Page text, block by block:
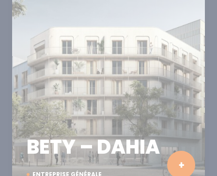
ENTREPRISE GÉNÉRALE
BETY – DAHIA